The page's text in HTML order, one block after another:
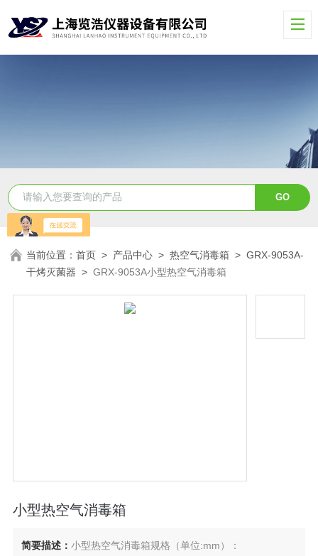
当前位置：首页 > 产品中心 >热空气消毒箱 >GRX-9053A-
干烤灭菌器 >GRX-9053A小型热空气消毒箱
小型热空气消毒箱
简要描述： 小型热空气消毒箱规格（单位:mm）：